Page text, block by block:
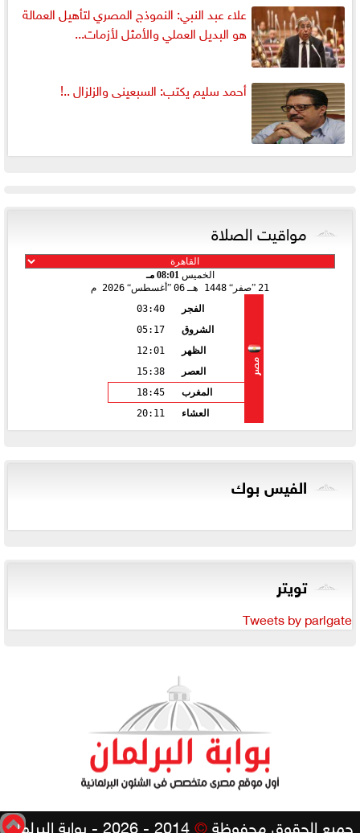
علاء عبد النبي: النموذج المصري لتأهيل العمالة
هو البديل العملي والأمثل لأزمات...
أحمد سليم يكتب: السبعينى والزلزال ..!
مواقيت الصلاة
الخميس 08:01 مـ
21
صفر 1448 هـ 06 أغسطس 2026 م
مصر
الفجر
03:40
الشروق
05:17
الظهر
12:01
العصر
15:38
المغرب
18:45
العشاء
20:11
الفيس بوك
تويتر
Tweets by parlgate
جميع الحقوق محفوظة©